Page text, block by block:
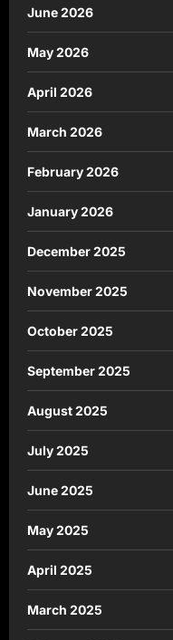
June 2026
May 2026
April 2026
March 2026
February 2026
January 2026
December 2025
November 2025
October 2025
September 2025
August 2025
July 2025
June 2025
May 2025
April 2025
March 2025